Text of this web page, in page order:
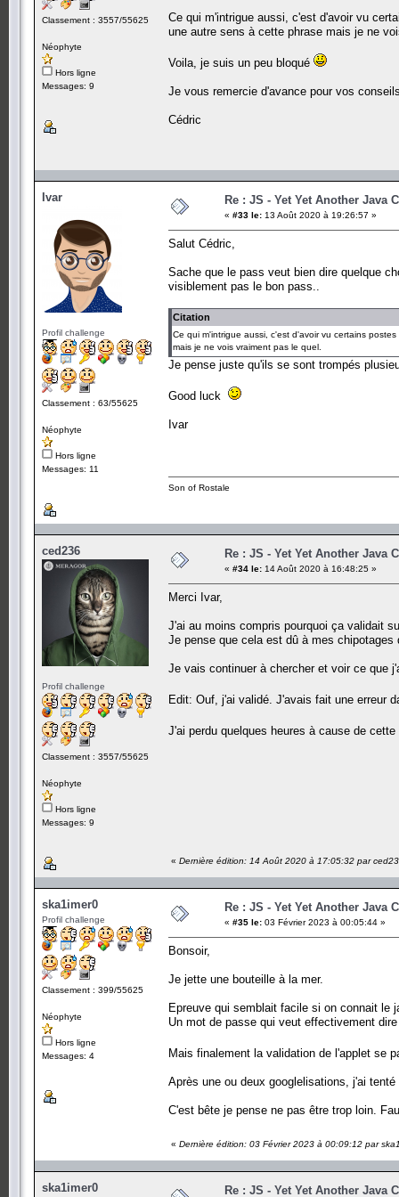
Classement : 3557/55625
Néophyte
Hors ligne
Messages: 9
Ce qui m'intrigue aussi, c'est d'avoir vu
une autre sens à cette phrase mais je ne
Voila, je suis un peu bloqué
Je vous remercie d'avance pour vos
Cédric
Ivar
Profil challenge
Classement : 63/55625
Néophyte
Hors ligne
Messages: 11
Re : JS - Yet Yet Another Java
« #33 le: 13 Août 2020 à 19:26:57 »
Salut Cédric,
Sache que le pass veut bien dire quelque
visiblement pas le bon pass..
Citation
Ce qui m'intrigue aussi, c'est d'avoir vu certains
mais je ne vois vraiment pas le quel.
Je pense juste qu'ils se sont trompés
Good luck
Ivar
Son of Rostale
ced236
Profil challenge
Classement : 3557/55625
Néophyte
Hors ligne
Messages: 9
Re : JS - Yet Yet Another Java
« #34 le: 14 Août 2020 à 16:48:25 »
Merci Ivar,
J'ai au moins compris pourquoi ça validait
Je pense que cela est dû à mes
Je vais continuer à chercher et voir ce que
Edit: Ouf, j'ai validé. J'avais fait une erreur
J'ai perdu quelques heures à cause de
« Dernière édition: 14 Août 2020 à 17:05:32 par
ska1imer0
Profil challenge
Classement : 399/55625
Néophyte
Hors ligne
Messages: 4
Re : JS - Yet Yet Another Java
« #35 le: 03 Février 2023 à 00:05:44 »
Bonsoir,
Je jette une bouteille à la mer.
Epreuve qui semblait facile si on connait le
Un mot de passe qui veut effectivement
Mais finalement la validation de l'applet se
Après une ou deux googlelisations, j'ai
C'est bête je pense ne pas être trop loin.
« Dernière édition: 03 Février 2023 à 00:09:12 par
ska1imer0 Re : JS - Yet Yet Another Java